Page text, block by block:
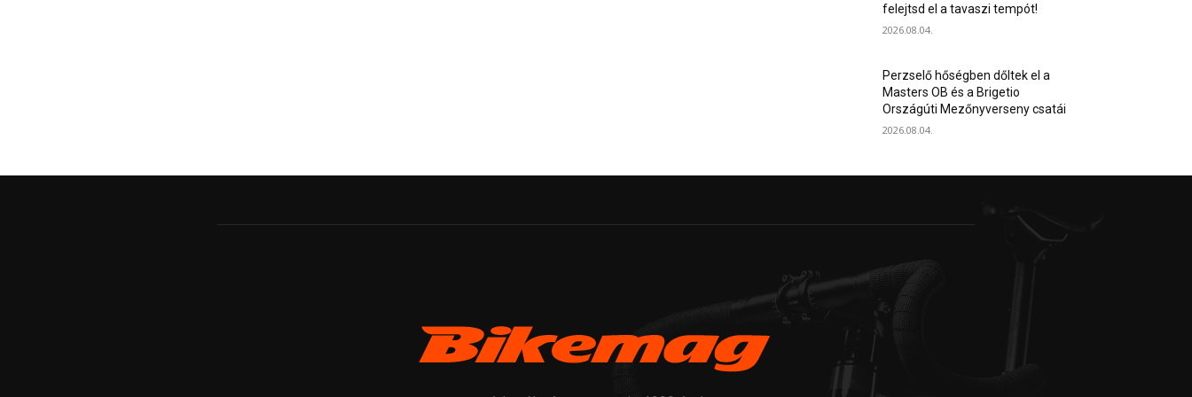
felejtsd el a tavaszi tempót!
2026.08.04.
Perzselő hőségben dőltek el a
Masters OB és a Brigetio
Országúti Mezőnyverseny csatái
2026.08.04.